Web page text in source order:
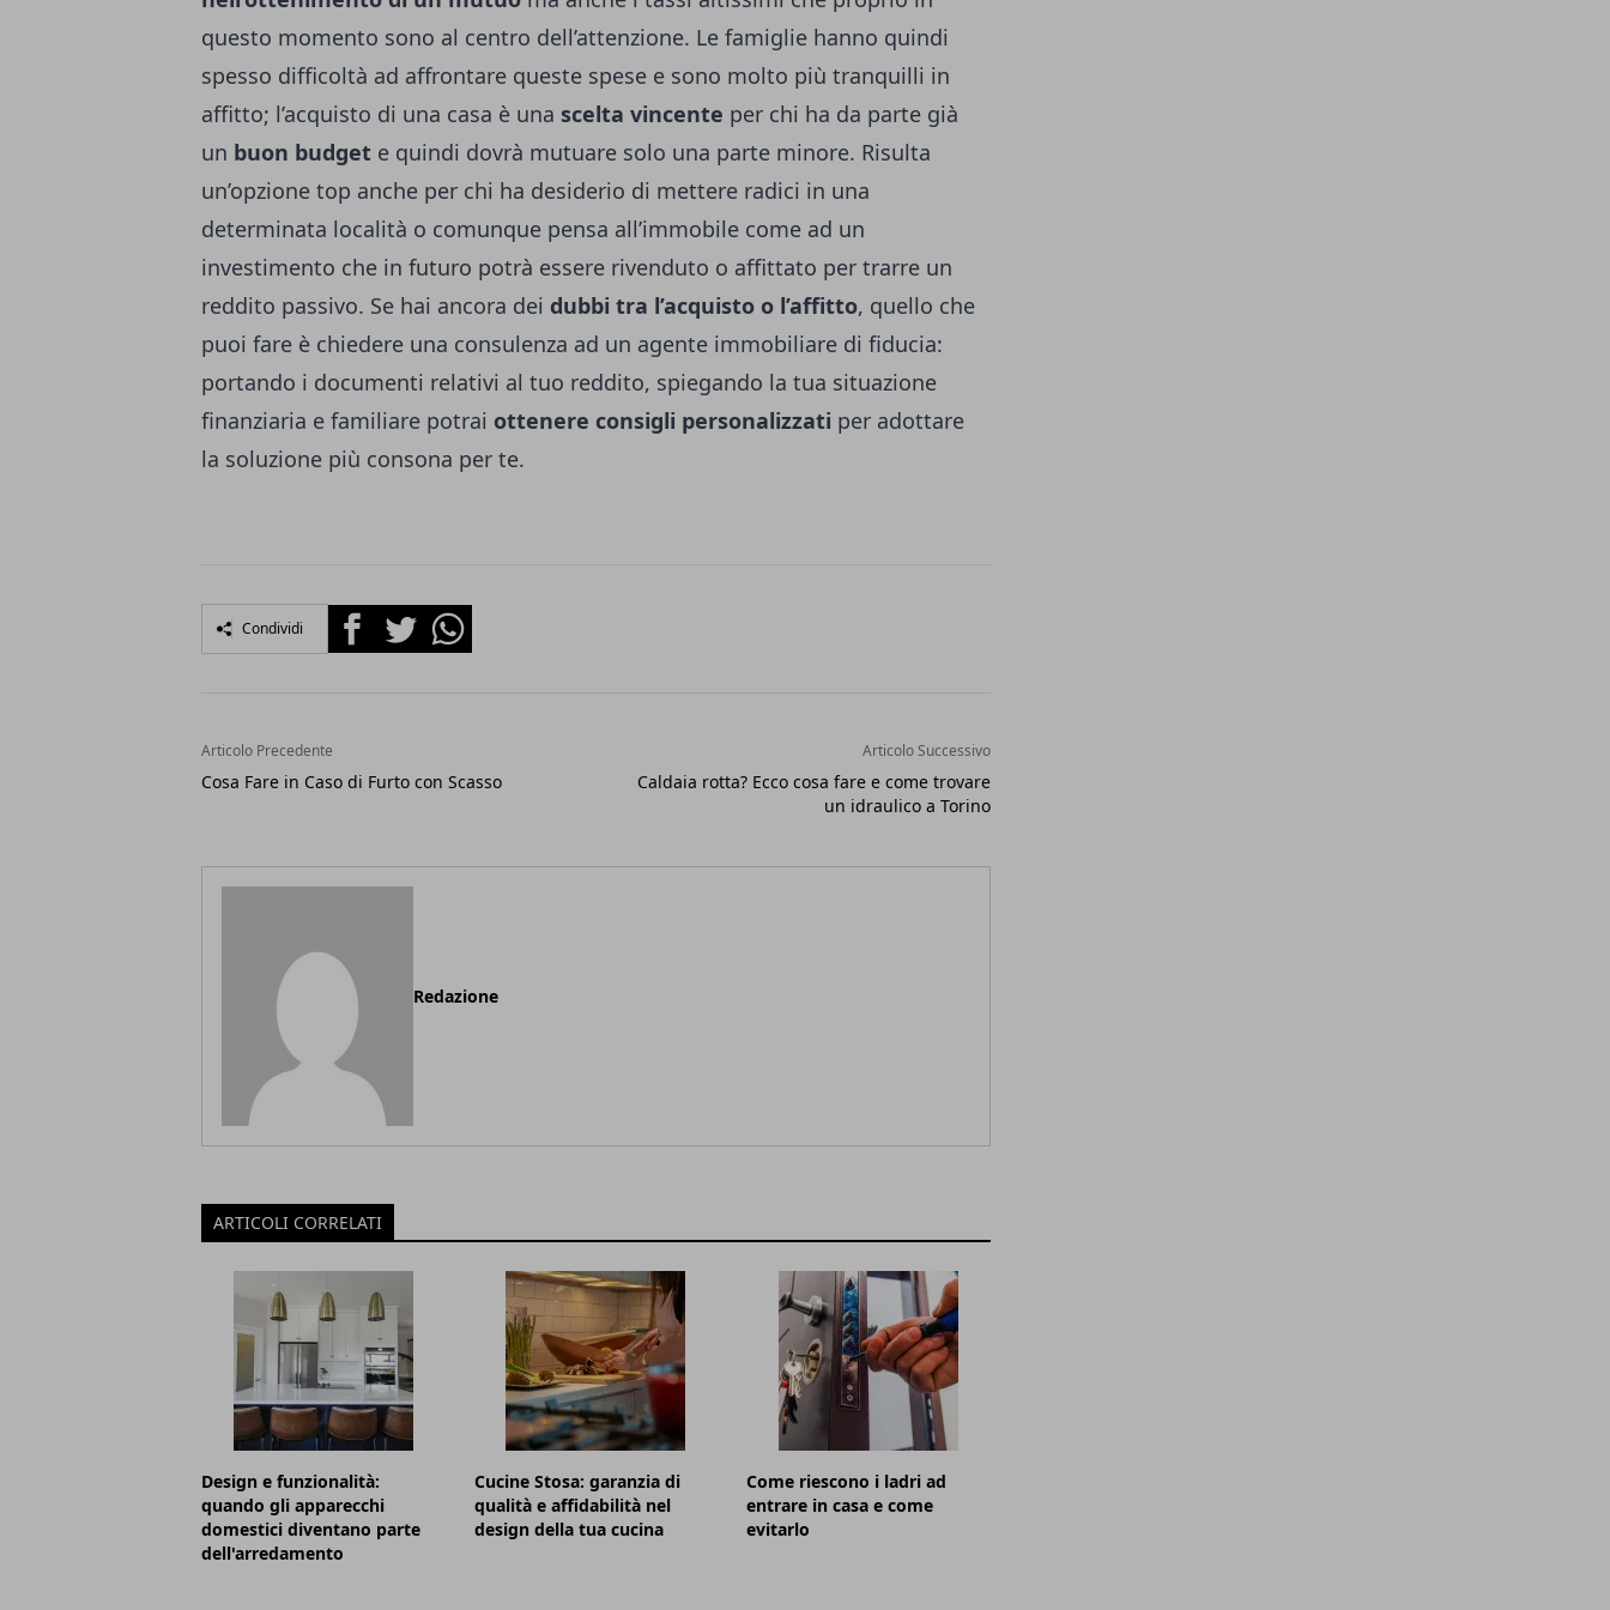
questo momento sono al centro dell’attenzione. Le famiglie hanno quindi
spesso difficoltà ad affrontare queste spese e sono molto più tranquilli in
affitto; l’acquisto di una casa è una scelta vincente per chi ha da parte già
un buon budget e quindi dovrà mutuare solo una parte minore. Risulta
un’opzione top anche per chi ha desiderio di mettere radici in una
determinata località o comunque pensa all’immobile come ad un
investimento che in futuro potrà essere rivenduto o affittato per trarre un
reddito passivo. Se hai ancora dei dubbi tra l’acquisto o l’affitto, quello che
puoi fare è chiedere una consulenza ad un agente immobiliare di fiducia:
portando i documenti relativi al tuo reddito, spiegando la tua situazione
finanziaria e familiare potrai ottenere consigli personalizzati per adottare
la soluzione più consona per te.
Condividi FacebookTwitterWhatsapp
Articolo Precedente
Cosa Fare in Caso di Furto con Scasso
Articolo Successivo
Caldaia rotta? Ecco cosa fare e come trovare
un idraulico a Torino
Redazione
ARTICOLI CORRELATI
Design e funzionalità:
quando gli apparecchi
domestici diventano parte
dell'arredamento
Cucine Stosa: garanzia di
qualità e affidabilità nel
design della tua cucina
Come riescono i ladri ad
entrare in casa e come
evitarlo